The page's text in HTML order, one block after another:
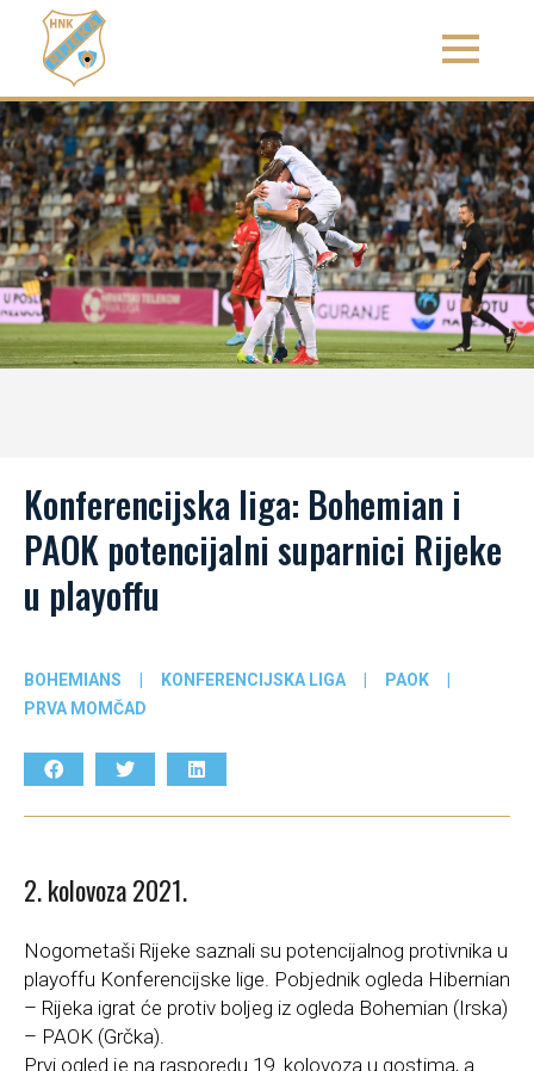
Konferencijska liga: Bohemian i
PAOK potencijalni suparnici Rijeke
u playoffu
BOHEMIANS | KONFERENCIJSKA LIGA | PAOK
|
PRVA MOMČAD
2. kolovoza 2021.
Nogometaši Rijeke saznali su potencijalnog protivnika u
playoffu Konferencijske lige. Pobjednik ogleda Hibernian
– Rijeka igrat će protiv boljeg iz ogleda Bohemian (Irska)
– PAOK (Grčka).
Prvi ogled je na rasporedu 19. kolovoza u gostima, a